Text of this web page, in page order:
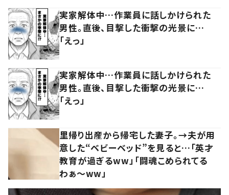
実家解体中…作業員に話しかけられた
男性。直後、目撃した衝撃の光景に…
「えっ」
実家解体中…作業員に話しかけられた
男性。直後、目撃した衝撃の光景に…
「えっ」
里帰り出産から帰宅した妻子。→夫が用
意した“ベビーベッド”を見ると…「英才
教育が過ぎるww」「闘魂こめられてる
わぁ～ww」